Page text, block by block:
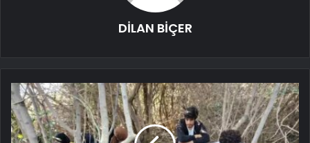
DİLAN BİÇER